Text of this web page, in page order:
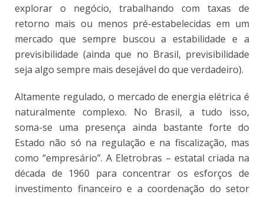
explorar o negócio, trabalhando com taxas de
retorno mais ou menos pré-estabelecidas em um
mercado que sempre buscou a estabilidade e a
previsibilidade (ainda que no Brasil, previsibilidade
seja algo sempre mais desejável do que verdadeiro).
Altamente regulado, o mercado de energia elétrica é
naturalmente complexo. No Brasil, a tudo isso,
soma-se uma presença ainda bastante forte do
Estado não só na regulação e na fiscalização, mas
como “empresário”. A Eletrobras – estatal criada na
década de 1960 para concentrar os esforços de
investimento financeiro e a coordenação do setor